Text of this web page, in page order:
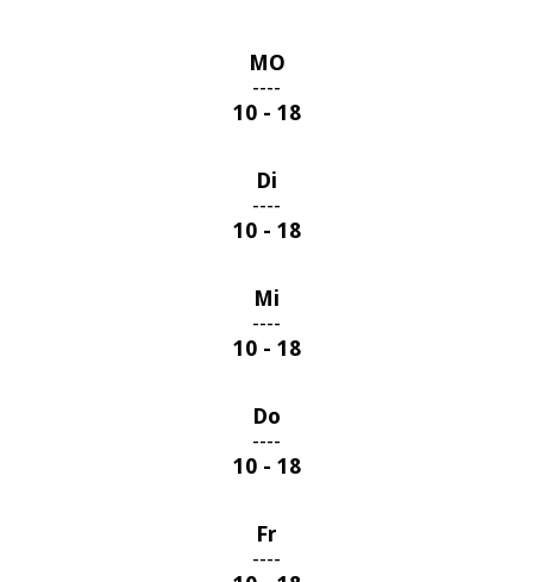
MO
----
10 - 18
Di
----
10 - 18
Mi
----
10 - 18
Do
----
10 - 18
Fr
----